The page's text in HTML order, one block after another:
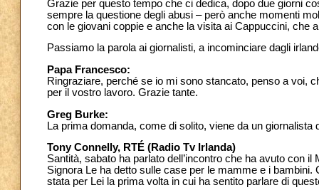
Grazie per questo tempo che ci dedica, dopo due giorni
sempre la questione degli abusi – però anche momenti
con le giovani coppie e anche la visita ai Cappuccini, che
Passiamo la parola ai giornalisti, a incominciare dagli
Papa Francesco:
Ringraziare, perché se io mi sono stancato, penso a voi,
per il vostro lavoro. Grazie tante.
Greg Burke:
La prima domanda, come di solito, viene da un
Tony Connelly, RTÉ (Radio Tv Irlanda)
Santità, sabato ha parlato dell’incontro che ha avuto con il
Signora Le ha detto sulle case per le mamme e i
stata per Lei la prima volta in cui ha sentito parlare di